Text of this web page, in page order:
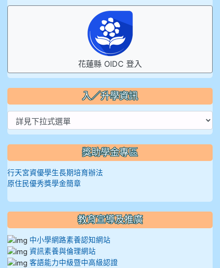
花蓮縣 OIDC 登入
入／升學資訊
獎助學金專區
行天宮資優學生長期培育辦法
原住民優秀獎學金簡章
教育宣導及推廣
中小學網路素養認知網站
資訊素養與倫理網站
客語能力中級暨中高級認證